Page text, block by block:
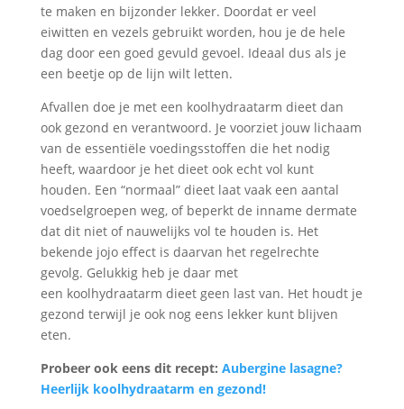
te maken en bijzonder lekker. Doordat er veel
eiwitten en vezels gebruikt worden, hou je de hele
dag door een goed gevuld gevoel. Ideaal dus als je
een beetje op de lijn wilt letten.
Afvallen doe je met een koolhydraatarm dieet dan
ook gezond en verantwoord. Je voorziet jouw lichaam
van de essentiële voedingsstoffen die het nodig
heeft, waardoor je het dieet ook echt vol kunt
houden. Een “normaal” dieet laat vaak een aantal
voedselgroepen weg, of beperkt de inname dermate
dat dit niet of nauwelijks vol te houden is. Het
bekende jojo effect is daarvan het regelrechte
gevolg. Gelukkig heb je daar met
een koolhydraatarm dieet geen last van. Het houdt je
gezond terwijl je ook nog eens lekker kunt blijven
eten.
Probeer ook eens dit recept: Aubergine lasagne?
Heerlijk koolhydraatarm en gezond!